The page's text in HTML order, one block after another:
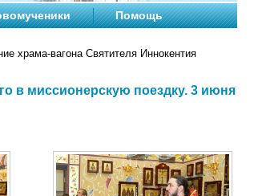
Помощь
храма-вагона Святителя Иннокентия
в миссионерскую поездку. 3 июня